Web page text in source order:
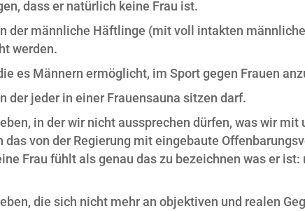
dass er natürlich keine Frau ist.
der männliche Häftlinge (mit voll intakten
werden.
es Männern ermöglicht, im Sport gegen Frauen
der jeder in einer Frauensauna sitzen darf.
in der wir nicht aussprechen dürfen, was wir mit
das von der Regierung mit eingebaute
Frau fühlt als genau das zu bezeichnen was er
die sich nicht mehr an objektiven und realen